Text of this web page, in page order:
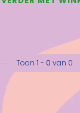
Toon 1 - 0 van 0